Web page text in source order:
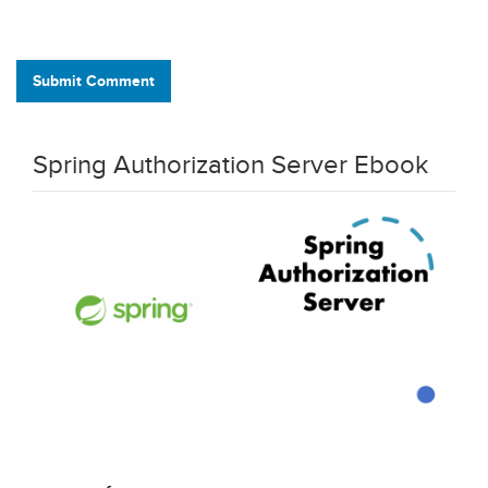
Submit Comment
Spring Authorization Server Ebook